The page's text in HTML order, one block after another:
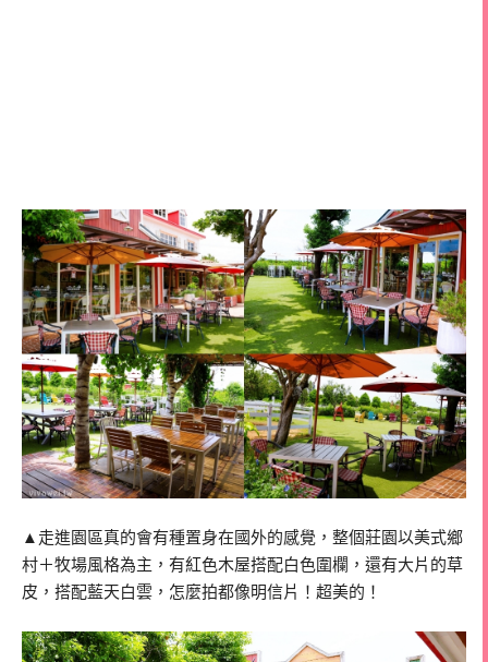
▲走進園區真的會有種置身在國外的感覺，整個莊園以美式鄉
村＋牧場風格為主，有紅色木屋搭配白色圍欄，還有大片的草
皮，搭配藍天白雲，怎麼拍都像明信片！超美的！